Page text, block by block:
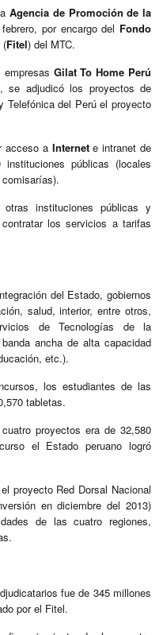
Agencia de Promoción de la
por encargo del Fondo
(Fitel) del MTC.
Gilat To Home Perú
adjudicó los proyectos de
del Perú el proyecto
acceso a Internete intranet de
públicas (locales
instituciones públicas y
los servicios a tarifas
del Estado, gobiernos
salud, interior, entre otros,
de Tecnologías de la
ancha de alta capacidad
etc.).
los estudiantes de las
tabletas.
proyectos era de 32,580
el Estado peruano logró
proyecto Red Dorsal Nacional
en diciembre del 2013)
de las cuatro regiones,
fue de 345 millones
por el Fitel.